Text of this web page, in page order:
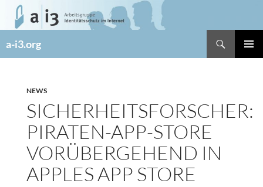
Zum
Inhalt
a-i3.org
NEWS
SICHERHEITSFORSCHER:
PIRATEN-APP-STORE
VORÜBERGEHEND IN
APPLES APP STORE